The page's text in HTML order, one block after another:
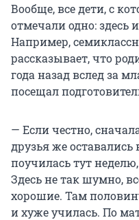
Вообще, все дети, с
отмечали одно: здесь
Например,
рассказывает, что
года назад вслед за
посещал
— Если честно,
друзья же
поучилась тут
Здесь не так шумно,
хорошие. Там
и хуже училась. По